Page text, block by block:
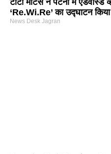
टाटा मोटर्स ने पटना में एडवांस्ड
‘Re.Wi.Re’ का उद्घाटन
News Desk Jagran